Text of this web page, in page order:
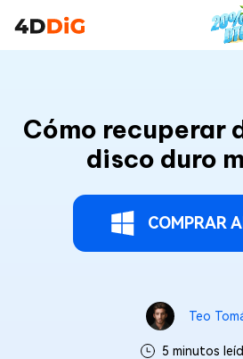
Cómo recuperar
disco duro
COMPRAR
Teo
5 minutos